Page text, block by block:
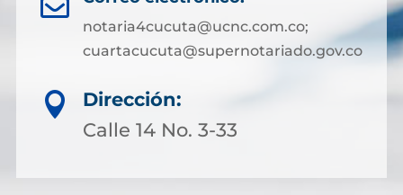
notaria4cucuta@ucnc.com.co;
cuartacucuta@supernotariado.gov.co

Dirección:
Calle 14 No. 3-33